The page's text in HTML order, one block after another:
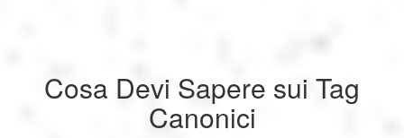
Cosa Devi Sapere sui Tag
Canonici